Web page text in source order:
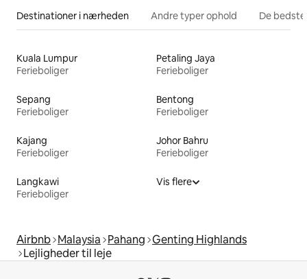
Destinationer i nærheden Andre typer ophold De
Kuala Lumpur
Ferieboliger
Petaling Jaya
Ferieboliger
Sepang
Ferieboliger
Bentong
Ferieboliger
Kajang
Ferieboliger
Johor Bahru
Ferieboliger
Langkawi
Ferieboliger
Vis flere
Airbnb Malaysia Pahang Genting Highlands
Lejligheder til leje